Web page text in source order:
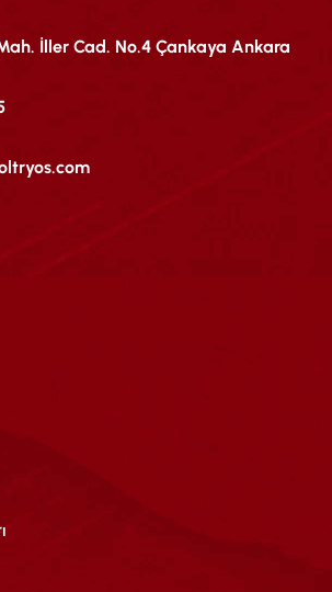
İller Cad. No.4 Çankaya Ankara